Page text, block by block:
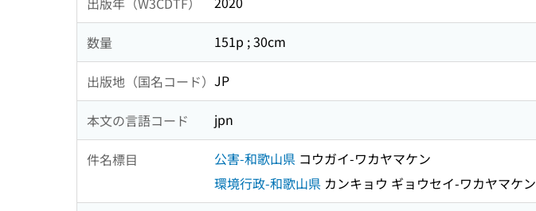
数量 151p ; 30cm
出版地（国名コード） JP
本文の言語コード jpn
件名標目 公害-和歌山県 コウガイ-ワカヤマケン
環境行政-和歌山県 カンキョウ ギョウセイ-ワカヤマケン